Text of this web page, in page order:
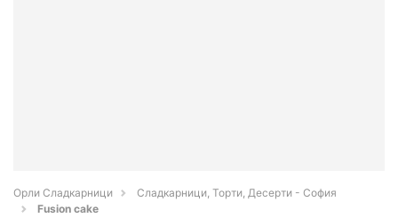
Орли Сладкарници
Сладкарници, Торти, Десерти - София
Fusion cake